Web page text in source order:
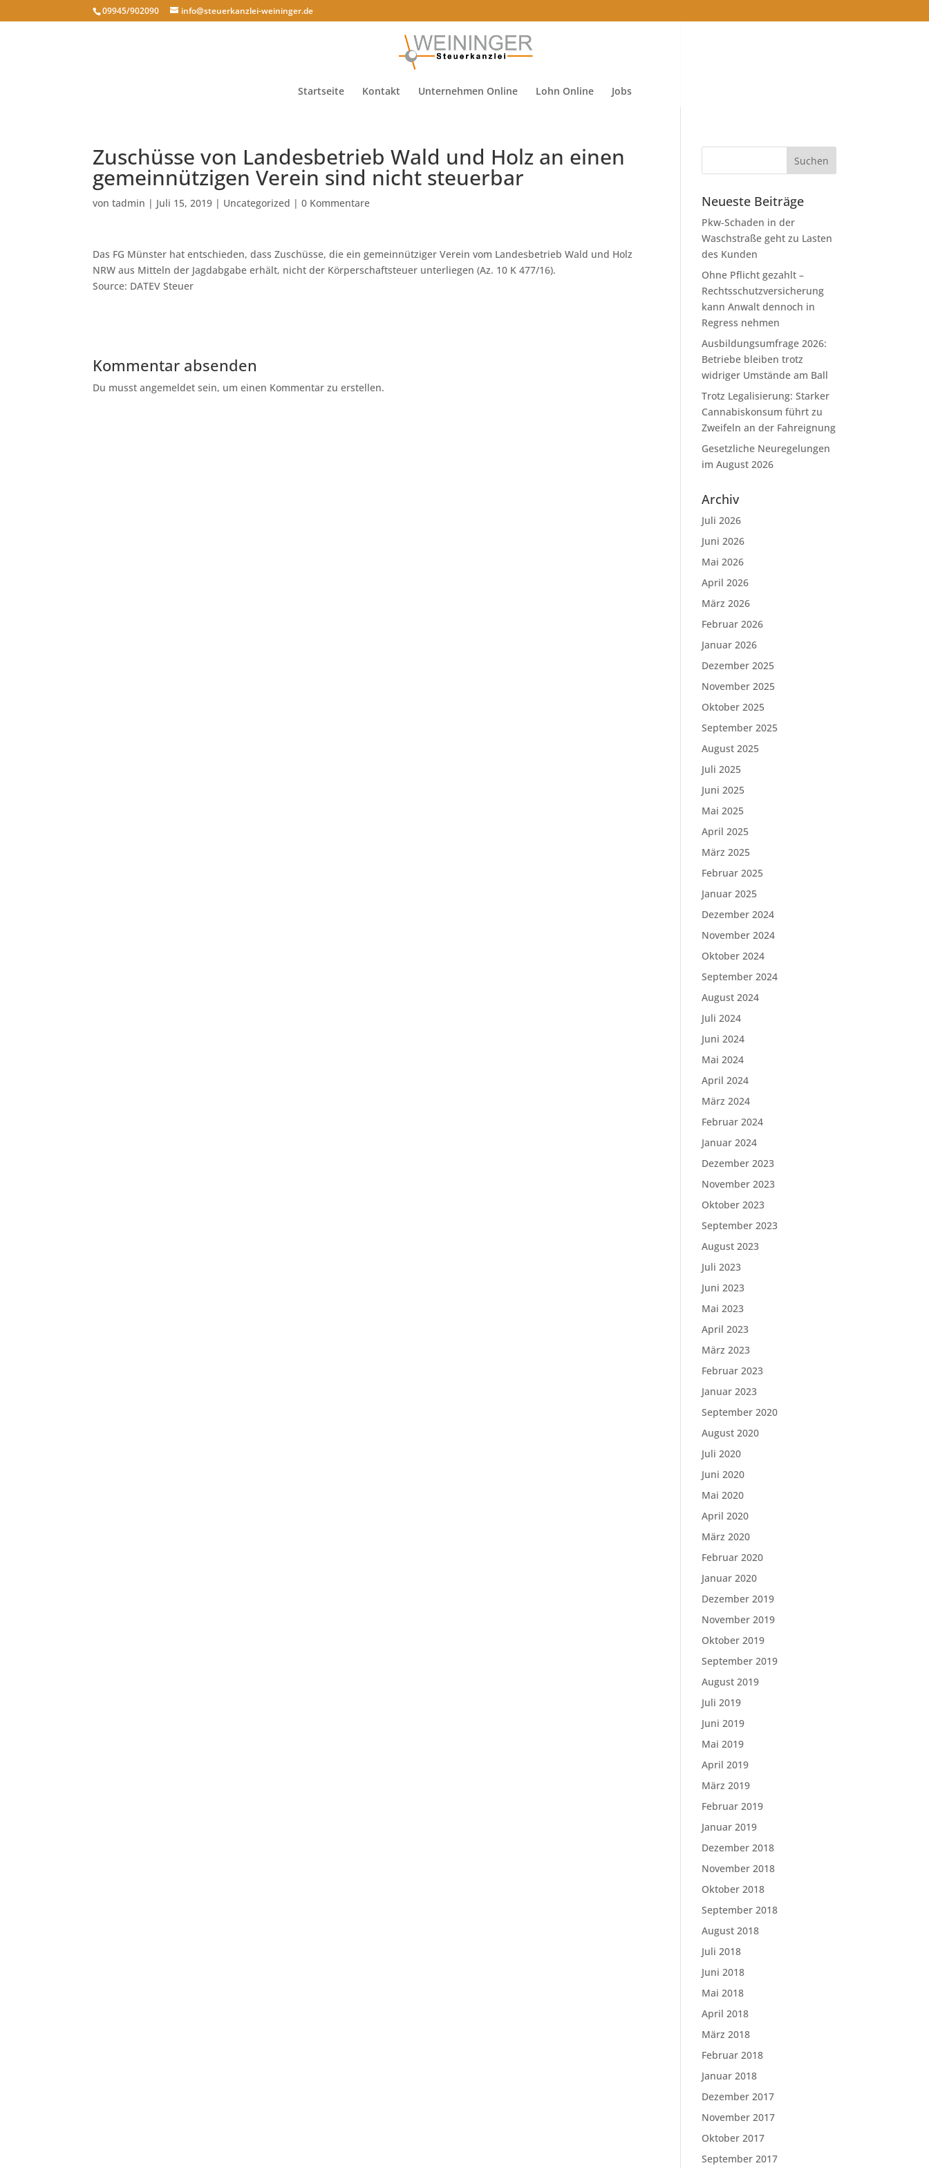
09945/902090 info@steuerkanzlei-weininger.de
Startseite Kontakt Unternehmen Online Lohn Online Jobs
Zuschüsse von Landesbetrieb Wald und Holz an einen
gemeinnützigen Verein sind nicht steuerbar
vontadmin | Juli 15, 2019 | Uncategorized |0 Kommentare
Das FG Münster hat entschieden, dass Zuschüsse, die ein gemeinnütziger Verein vom Landesbetrieb Wald und Holz
NRW aus Mitteln der Jagdabgabe erhält, nicht der Körperschaftsteuer unterliegen (Az. 10 K 477/16).
Source: DATEV Steuer
Kommentar absenden
Du musst angemeldet sein, um einen Kommentar zu erstellen.
Neueste Beiträge
Pkw-Schaden in der
Waschstraße geht zu Lasten
des Kunden
Ohne Pflicht gezahlt –
Rechtsschutzversicherung
kann Anwalt dennoch in
Regress nehmen
Ausbildungsumfrage 2026:
Betriebe bleiben trotz
widriger Umstände am Ball
Trotz Legalisierung: Starker
Cannabiskonsum führt zu
Zweifeln an der Fahreignung
Gesetzliche Neuregelungen
im August 2026
Archiv
Juli 2026
Juni 2026
Mai 2026
April 2026
März 2026
Februar 2026
Januar 2026
Dezember 2025
November 2025
Oktober 2025
September 2025
August 2025
Juli 2025
Juni 2025
Mai 2025
April 2025
März 2025
Februar 2025
Januar 2025
Dezember 2024
November 2024
Oktober 2024
September 2024
August 2024
Juli 2024
Juni 2024
Mai 2024
April 2024
März 2024
Februar 2024
Januar 2024
Dezember 2023
November 2023
Oktober 2023
September 2023
August 2023
Juli 2023
Juni 2023
Mai 2023
April 2023
März 2023
Februar 2023
Januar 2023
September 2020
August 2020
Juli 2020
Juni 2020
Mai 2020
April 2020
März 2020
Februar 2020
Januar 2020
Dezember 2019
November 2019
Oktober 2019
September 2019
August 2019
Juli 2019
Juni 2019
Mai 2019
April 2019
März 2019
Februar 2019
Januar 2019
Dezember 2018
November 2018
Oktober 2018
September 2018
August 2018
Juli 2018
Juni 2018
Mai 2018
April 2018
März 2018
Februar 2018
Januar 2018
Dezember 2017
November 2017
Oktober 2017
September 2017